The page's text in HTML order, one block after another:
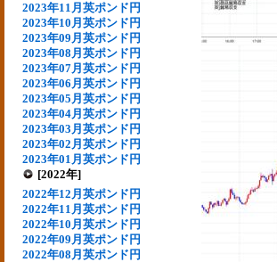
2023年11月英ポンド円
2023年10月英ポンド円
2023年09月英ポンド円
2023年08月英ポンド円
2023年07月英ポンド円
2023年06月英ポンド円
2023年05月英ポンド円
2023年04月英ポンド円
2023年03月英ポンド円
2023年02月英ポンド円
2023年01月英ポンド円
[2022年]
2022年12月英ポンド円
2022年11月英ポンド円
2022年10月英ポンド円
2022年09月英ポンド円
2022年08月英ポンド円